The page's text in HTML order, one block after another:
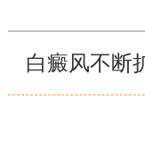
白癜风不断